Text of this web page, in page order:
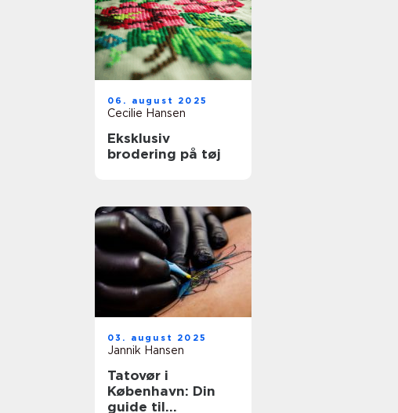
06. august 2025
Cecilie Hansen
Eksklusiv
brodering på tøj
03. august 2025
Jannik Hansen
Tatovør i
København: Din
guide til